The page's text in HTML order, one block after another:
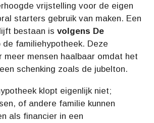
vrijstelling voor de eigen
starters gebruik van maken. Een
bestaan is volgens De
de familiehypotheek. Deze
meer mensen haalbaar omdat het
schenking zoals de jubelton.
klopt eigenlijk niet;
of andere familie kunnen
als financier in een